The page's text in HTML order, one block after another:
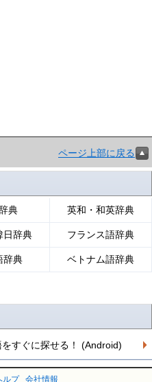
ページ上部に戻る
典 英和・和英辞典
日辞典 フランス語辞典
辞典 ベトナム語辞典
すぐに探せる！ (Android)
ルプ 会社情報